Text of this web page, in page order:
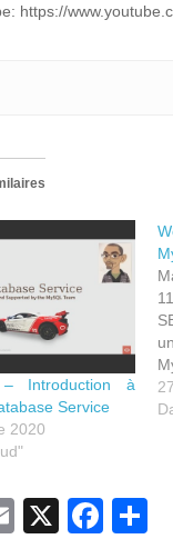
https://
– Introduction à
Service
2020
Email
X